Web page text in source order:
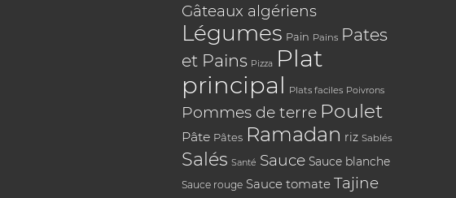
Gâteaux algériens
Légumes Pain Pains Pates
et Pains Pizza Plat
principal Plats faciles Poivrons
Pommes de terre Poulet
Pâte Pâtes Ramadan riz Sablés
Salés Santé Sauce Sauce blanche
Sauce rouge Sauce tomate Tajine